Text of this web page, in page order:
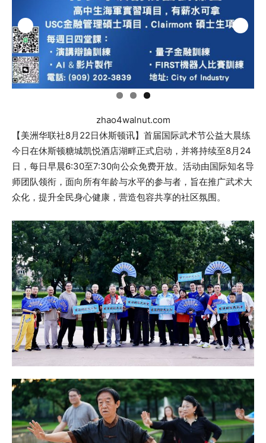
zhao4walnut.com
【美洲华联社8月22日休斯顿讯】首届国际武术节公益大晨练
今日在休斯顿糖城凯悦酒店湖畔正式启动，并将持续至8月24
日，每日早晨6:30至7:30向公众免费开放。活动由国际知名导
师团队领衔，面向所有年龄与水平的参与者，旨在推广武术大
众化，提升全民身心健康，营造包容共享的社区氛围。